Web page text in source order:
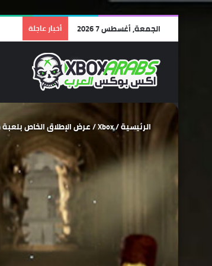
الجمعة, أغسطس 7 2026 أخبار عاجلة
الرئيسية/
Xbox
/عرض الإطلاق الخاص بلعبة Code Vein .